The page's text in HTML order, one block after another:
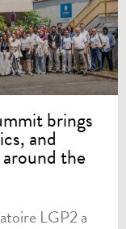
brings
and
the
LGP2 a